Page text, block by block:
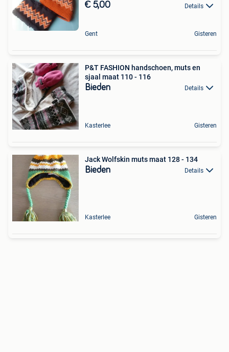
€ 5,00 Details
Gent Gisteren
P&T FASHION handschoen, muts en
sjaal maat 110 - 116
Bieden Details
Kasterlee Gisteren
Jack Wolfskin muts maat 128 - 134
Bieden Details
Kasterlee Gisteren